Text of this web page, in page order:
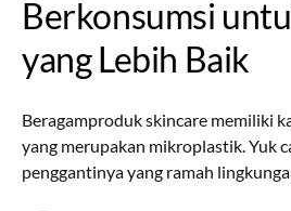
Berkonsumsi
yang Lebih Baik
Beragamproduk skincare memiliki
yang merupakan mikroplastik. Yuk
penggantinya yang ramah